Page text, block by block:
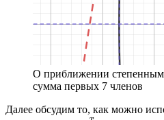
О приближении
сумма первых 7 членов
Далее обсудим то, как можно